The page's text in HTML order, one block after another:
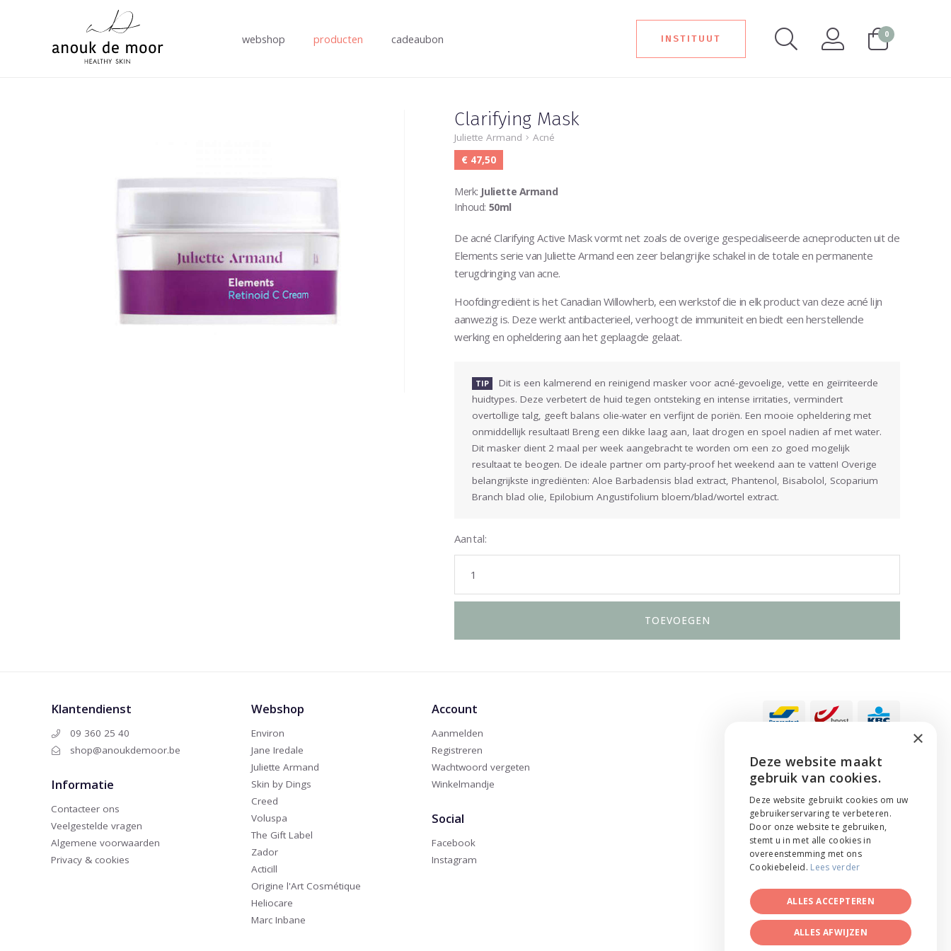
webshop producten cadeaubon INSTITUUT 0
Clarifying Mask
Juliette Armand
Acné
€ 47,50
Merk: Juliette Armand
Inhoud: 50ml
De acné Clarifying Active Mask vormt net zoals de overige gespecialiseerde acneproducten uit de
Elements serie van Juliette Armand een zeer belangrijke schakel in de totale en permanente
terugdringing van acne.
Hoofdingrediënt is het Canadian Willowherb, een werkstof die in elk product van deze acné lijn
aanwezig is. Deze werkt antibacterieel, verhoogt de immuniteit en biedt een herstellende
werking en opheldering aan het geplaagde gelaat.
TIP
Dit is een kalmerend en reinigend masker voor acné-gevoelige, vette en geïrriteerde
huidtypes. Deze verbetert de huid tegen ontsteking en intense irritaties, vermindert
overtollige talg, geeft balans olie-water en verfijnt de poriën. Een mooie opheldering met
onmiddellijk resultaat! Breng een dikke laag aan, laat drogen en spoel nadien af met water.
Dit masker dient 2 maal per week aangebracht te worden om een zo goed mogelijk
resultaat te beogen. De ideale partner om party-proof het weekend aan te vatten! Overige
belangrijkste ingrediënten: Aloe Barbadensis blad extract, Phantenol, Bisabolol, Scoparium
Branch blad olie, Epilobium Angustifolium bloem/blad/wortel extract.
Aantal:
Klantendienst
09 360 25 40
shop@anoukdemoor.be
Informatie
Contacteer ons
Veelgestelde vragen
Algemene voorwaarden
Privacy & cookies
Webshop
Environ
Jane Iredale
Juliette Armand
Skin by Dings
Creed
Voluspa
The Gift Label
Zador
Acticill
Origine l'Art Cosmétique
Heliocare
Marc Inbane
Account
Aanmelden
Registreren
Wachtwoord vergeten
Winkelmandje
Social
Facebook
Instagram
ENGLISH
×
Deze website maakt
gebruik van cookies.
Deze website gebruikt cookies om uw
gebruikerservaring te verbeteren.
Door onze website te gebruiken,
stemt u in met alle cookies in
overeenstemming met ons
Cookiebeleid. Lees verder
ALLES ACCEPTEREN
ALLES AFWIJZEN